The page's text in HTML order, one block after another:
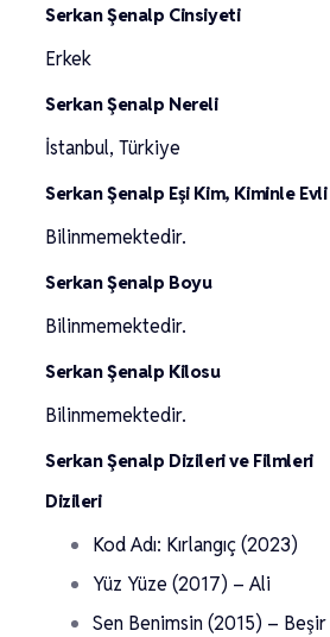
Serkan Şenalp Cinsiyeti
Erkek
Serkan Şenalp Nereli
İstanbul, Türkiye
Serkan Şenalp Eşi Kim, Kiminle Evli
Bilinmemektedir.
Serkan Şenalp Boyu
Bilinmemektedir.
Serkan Şenalp Kilosu
Bilinmemektedir.
Serkan Şenalp Dizileri ve Filmleri
Dizileri
Kod Adı: Kırlangıç (2023)
Yüz Yüze (2017) – Ali
Sen Benimsin (2015) – Beşir